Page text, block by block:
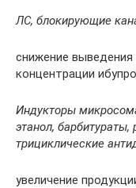
ЛС, блокирующие
снижение
концентрации
Индукторы
этанол,
трициклические
увеличение